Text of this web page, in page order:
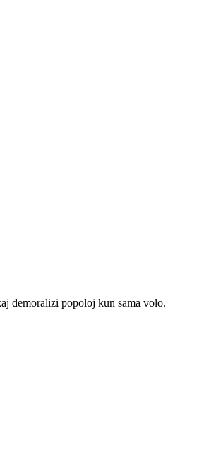
demoralizi popoloj kun sama volo.